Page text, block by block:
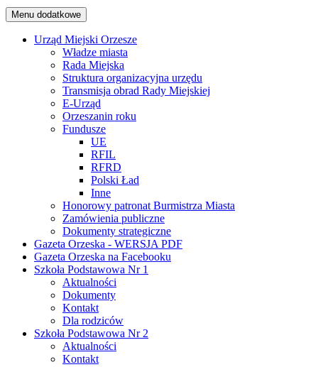
Menu dodatkowe
Urząd Miejski Orzesze
Władze miasta
Rada Miejska
Struktura organizacyjna urzędu
Transmisja obrad Rady Miejskiej
E-Urząd
Orzeszanin roku
Fundusze
UE
RFIL
RFRD
Polski Ład
Inne
Honorowy patronat Burmistrza Miasta
Zamówienia publiczne
Dokumenty strategiczne
Gazeta Orzeska - WERSJA PDF
Gazeta Orzeska na Facebooku
Szkoła Podstawowa Nr 1
Aktualności
Dokumenty
Kontakt
Dla rodziców
Szkoła Podstawowa Nr 2
Aktualności
Kontakt